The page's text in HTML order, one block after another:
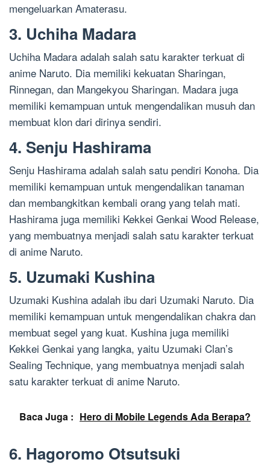
mengeluarkan Amaterasu.
3. Uchiha Madara
Uchiha Madara adalah salah satu karakter terkuat di
anime Naruto. Dia memiliki kekuatan Sharingan,
Rinnegan, dan Mangekyou Sharingan. Madara juga
memiliki kemampuan untuk mengendalikan musuh dan
membuat klon dari dirinya sendiri.
4. Senju Hashirama
Senju Hashirama adalah salah satu pendiri Konoha. Dia
memiliki kemampuan untuk mengendalikan tanaman
dan membangkitkan kembali orang yang telah mati.
Hashirama juga memiliki Kekkei Genkai Wood Release,
yang membuatnya menjadi salah satu karakter terkuat
di anime Naruto.
5. Uzumaki Kushina
Uzumaki Kushina adalah ibu dari Uzumaki Naruto. Dia
memiliki kemampuan untuk mengendalikan chakra dan
membuat segel yang kuat. Kushina juga memiliki
Kekkei Genkai yang langka, yaitu Uzumaki Clan’s
Sealing Technique, yang membuatnya menjadi salah
satu karakter terkuat di anime Naruto.
Baca Juga : Hero di Mobile Legends Ada Berapa?
6. Hagoromo Otsutsuki